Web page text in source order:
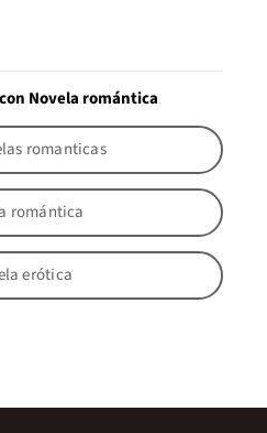
Novela romántica
romanticas
romántica
erótica